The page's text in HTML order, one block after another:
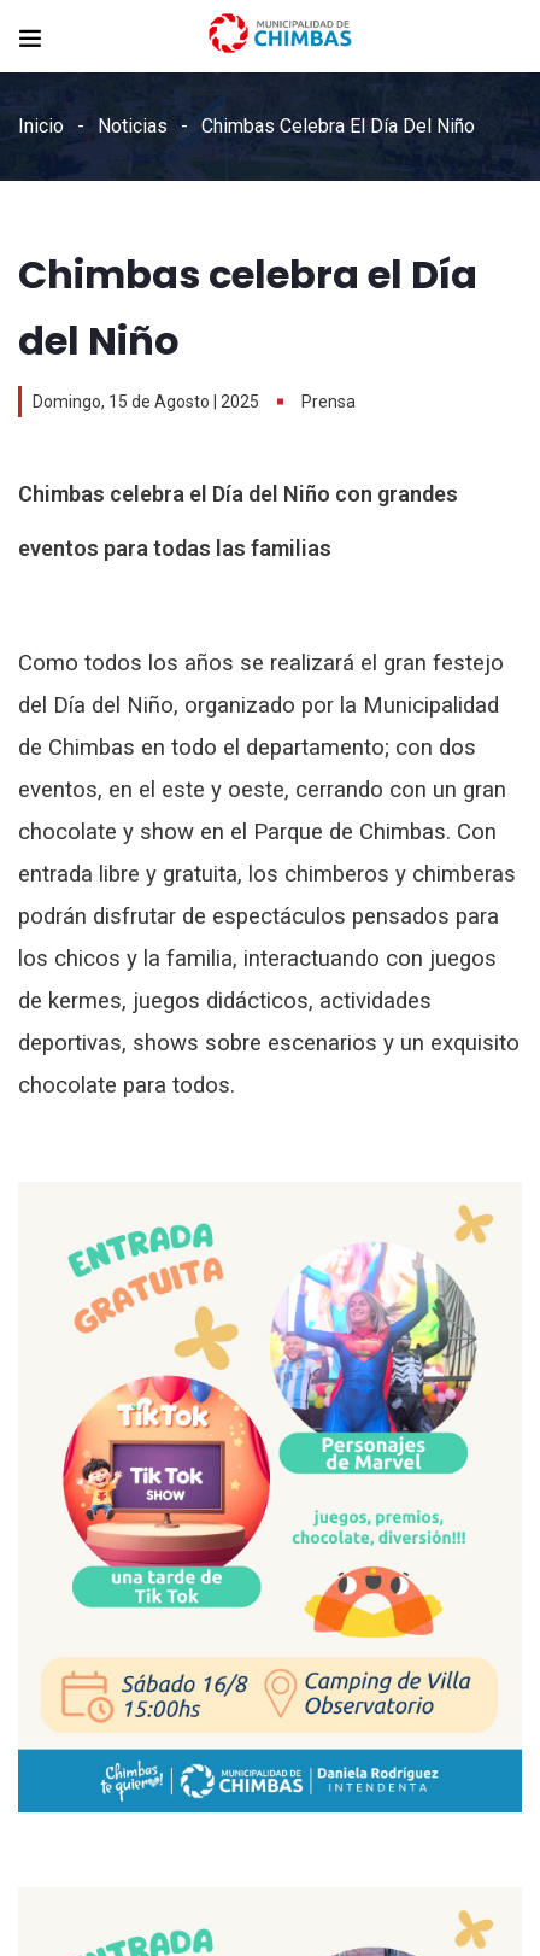
Inicio Noticias Chimbas Celebra El Día Del Niño
Chimbas celebra el Día
del Niño
Domingo, 15 de Agosto | 2025 Prensa
Chimbas celebra el Día del Niño con grandes
eventos para todas las familias
Como todos los años se realizará el gran festejo
del Día del Niño, organizado por la Municipalidad
de Chimbas en todo el departamento; con dos
eventos, en el este y oeste, cerrando con un gran
chocolate y show en el Parque de Chimbas. Con
entrada libre y gratuita, los chimberos y chimberas
podrán disfrutar de espectáculos pensados para
los chicos y la familia, interactuando con juegos
de kermes, juegos didácticos, actividades
deportivas, shows sobre escenarios y un exquisito
chocolate para todos.